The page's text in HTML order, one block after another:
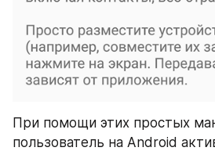
При помощи этих простых
пользователь на Android